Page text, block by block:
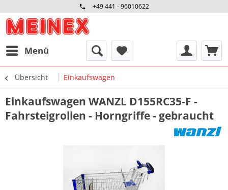
+49 441 - 96010622
Menü
Übersicht Einkaufswagen
Einkaufswagen WANZL D155RC35-F -
Fahrsteigrollen - Horngriffe - gebraucht